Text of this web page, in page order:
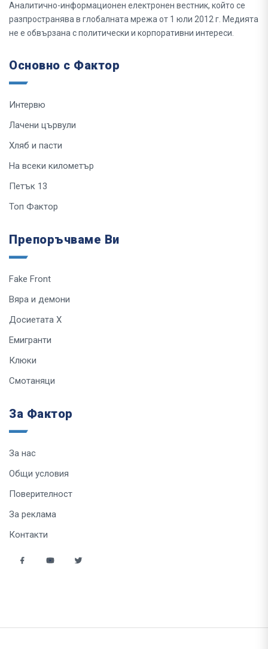
Аналитично-информационен електронен вестник, който се
разпространява в глобалната мрежа от 1 юли 2012 г. Медията
не е обвързана с политически и корпоративни интереси.
Основно с Фактор
Интервю
Лачени цървули
Хляб и пасти
На всеки километър
Петък 13
Топ Фактор
Препоръчваме Ви
Fake Front
Вяра и демони
Досиетата Х
Емигранти
Клюки
Смотаняци
За Фактор
За нас
Общи условия
Поверителност
За реклама
Контакти